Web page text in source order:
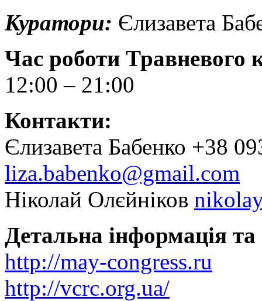
Куратори: Єлизавета
Час роботи Травневого
12:00 – 21:00
Контакти:
Єлизавета Бабенко +38
liza.babenko@gmail.com
Ніколай Олєйніков
Детальна інформація
http://may-congress.ru
http://vcrc.org.ua/